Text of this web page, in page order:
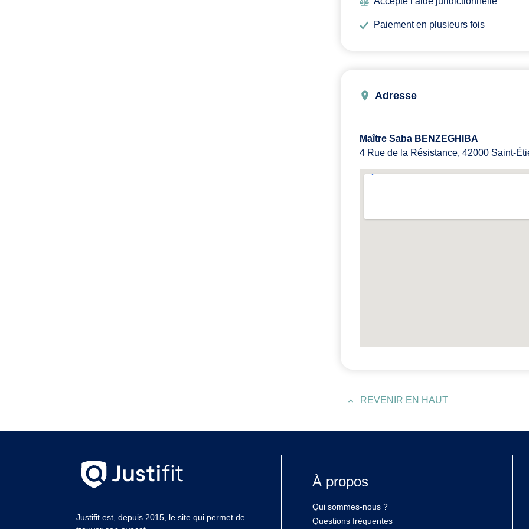
Paiement en plusieurs fois
Adresse
Maître Saba BENZEGHIBA
4 Rue de la Résistance, 42000 Saint-
REVENIR EN HAUT
Justifit est, depuis 2015, le site qui permet de
À propos
Qui sommes-nous ?
Questions fréquentes